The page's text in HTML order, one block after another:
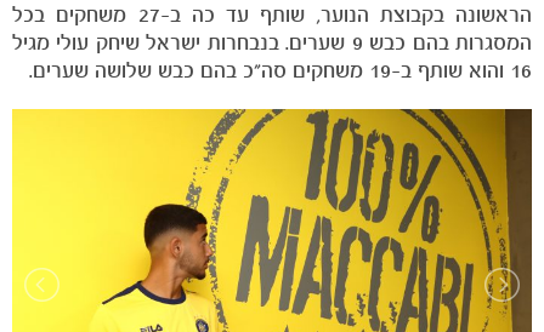
הראשונה בקבוצת הנוער, שותף עד כה ב-27 משחקים בכל
המסגרות בהם כבש 9 שערים. בנבחרות ישראל שיחק עולי מגיל
16 והוא שותף ב-19 משחקים סה"כ בהם כבש שלושה שערים.